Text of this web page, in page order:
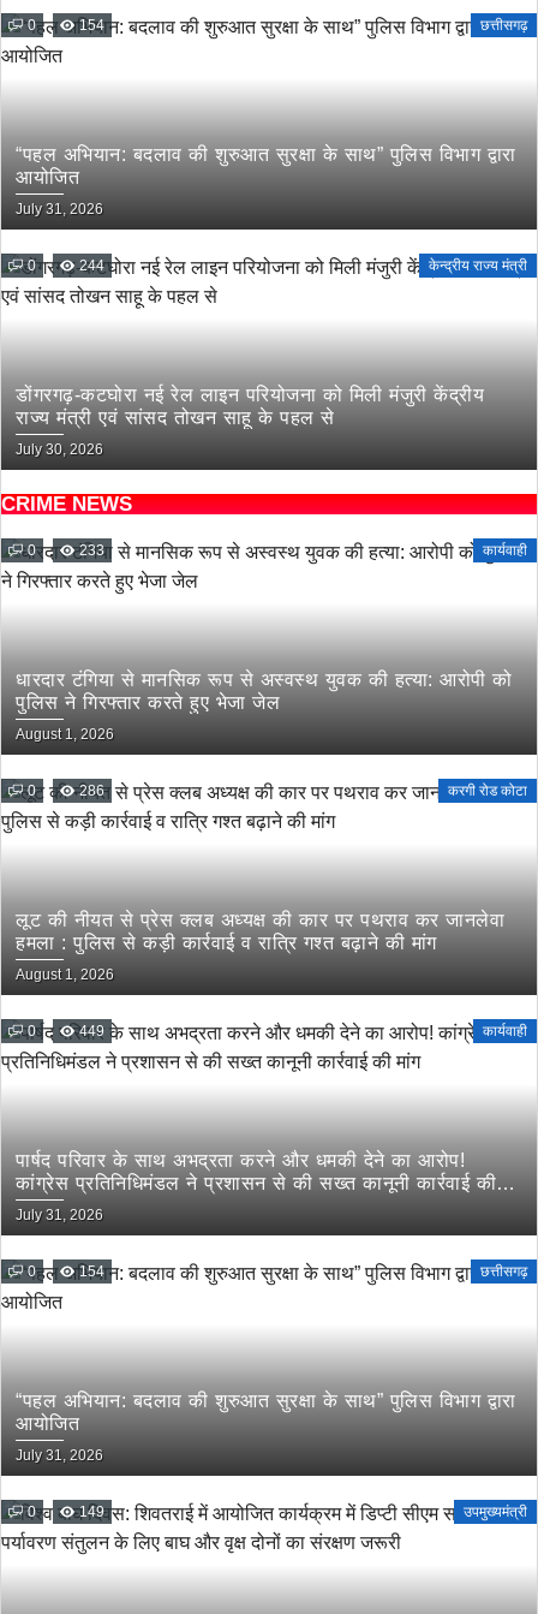
0 154 छत्तीसगढ़
“पहल अभियान: बदलाव की शुरुआत सुरक्षा के साथ” पुलिस विभाग द्वारा
आयोजित
July 31, 2026
0 244 केन्द्रीय राज्य मंत्री
डोंगरगढ़-कटघोरा नई रेल लाइन परियोजना को मिली मंजुरी केंद्रीय
राज्य मंत्री एवं सांसद तोखन साहू के पहल से
July 30, 2026
CRIME NEWS
0 233 कार्यवाही
धारदार टंगिया से मानसिक रूप से अस्वस्थ युवक की हत्या: आरोपी को
पुलिस ने गिरफ्तार करते हुए भेजा जेल
August 1, 2026
0 286 करगी रोड कोटा
लूट की नीयत से प्रेस क्लब अध्यक्ष की कार पर पथराव कर जानलेवा
हमला : पुलिस से कड़ी कार्रवाई व रात्रि गश्त बढ़ाने की मांग
August 1, 2026
0 449 कार्यवाही
पार्षद परिवार के साथ अभद्रता करने और धमकी देने का आरोप!
कांग्रेस प्रतिनिधिमंडल ने प्रशासन से की सख्त कानूनी कार्रवाई की
मांग
July 31, 2026
0 154 छत्तीसगढ़
“पहल अभियान: बदलाव की शुरुआत सुरक्षा के साथ” पुलिस विभाग द्वारा
आयोजित
July 31, 2026
0 149 उपमुख्यमंत्री